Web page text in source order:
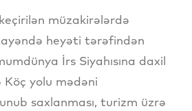
müzakirələrdə
heyəti tərəfindən
İrs Siyahısına daxil
Köç yolu mədəni
saxlanması, turizm üzrə